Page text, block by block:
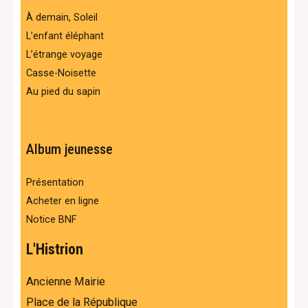
À demain, Soleil
L’enfant éléphant
L’étrange voyage
Casse-Noisette
Au pied du sapin
Album jeunesse
Présentation
Acheter en ligne
Notice BNF
L'Histrion
Ancienne Mairie
Place de la République